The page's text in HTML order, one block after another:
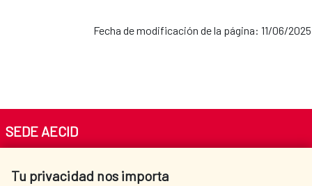
Fecha de modificación de la página: 11/06/2025
Tu privacidad nos importa
SEDE AECID
Tel. +34 900 20 30 54​​​​​​​